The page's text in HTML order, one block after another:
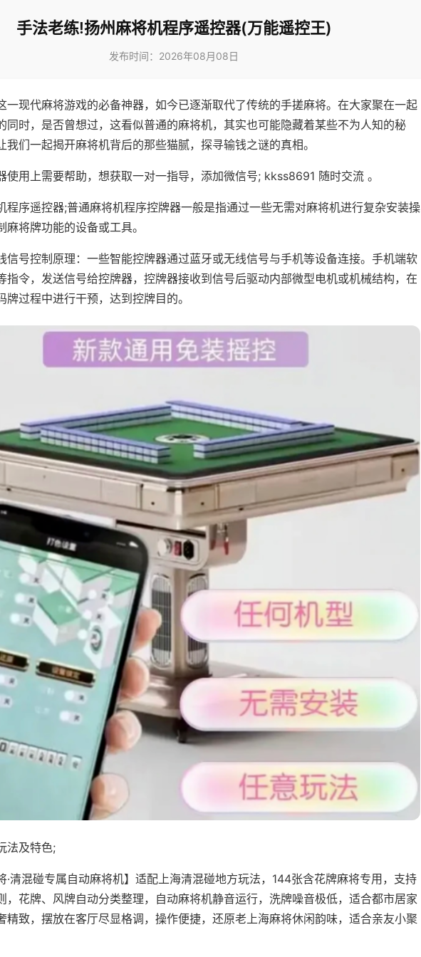
手法老练!扬州麻将机程序遥控器(万能遥控王)
发布时间：2026年08月08日
一现代麻将游戏的必备神器，如今已逐渐取代了传统的手搓麻将。在大家聚在一起
同时，是否曾想过，这看似普通的麻将机，其实也可能隐藏着某些不为人知的秘
我们一起揭开麻将机背后的那些猫腻，探寻输钱之谜的真相。
使用上需要帮助，想获取一对一指导，添加微信号; kkss8691 随时交流 。
程序遥控器;普通麻将机程序控牌器一般是指通过一些无需对麻将机进行复杂安装操
麻将牌功能的设备或工具。
信号控制原理：一些智能控牌器通过蓝牙或无线信号与手机等设备连接。手机端软
指令，发送信号给控牌器，控牌器接收到信号后驱动内部微型电机或机械结构，在
牌过程中进行干预，达到控牌目的。
法及特色;
·清混碰专属自动麻将机】适配上海清混碰地方玩法，144张含花牌麻将专用，支持
，花牌、风牌自动分类整理，自动麻将机静音运行，洗牌噪音极低，适合都市居家
精致，摆放在客厅尽显格调，操作便捷，还原老上海麻将休闲韵味，适合亲友小聚